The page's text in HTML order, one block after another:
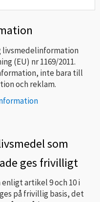
livsmedelinformation
(EU) nr 1169/2011.
inte bara till
och reklam.
som
ges frivilligt
artikel 9 och 10 i
på frivillig basis, det